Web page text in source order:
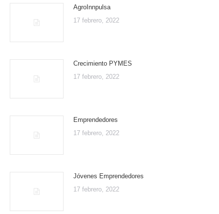
AgroInnpulsa
17 febrero, 2022
Crecimiento PYMES
17 febrero, 2022
Emprendedores
17 febrero, 2022
Jóvenes Emprendedores
17 febrero, 2022